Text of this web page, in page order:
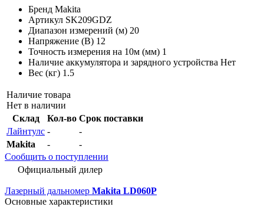
Бренд Makita
Артикул SK209GDZ
Диапазон измерений (м) 20
Напряжение (В) 12
Точность измерения на 10м (мм) 1
Наличие аккумулятора и зарядного устройства Нет
Вес (кг) 1.5
Наличие товара
Нет в наличии
Склад
Кол-во Срок поставки
Лайнтулс -
-
Makita
-
-
Сообщить о поступлении
Официальный дилер
Лазерный дальномер Makita LD060P
Основные характеристики